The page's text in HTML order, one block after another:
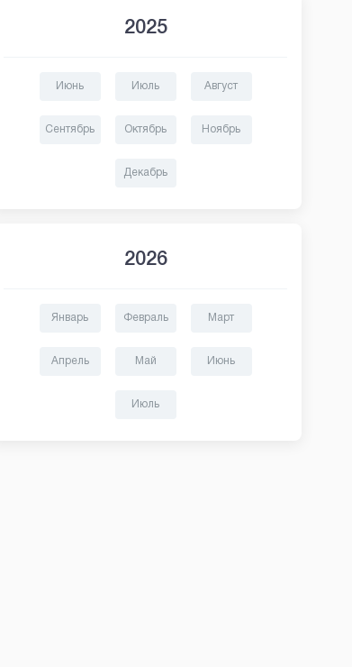
2025
Июнь Июль Август
Сентябрь Октябрь Ноябрь
Декабрь
2026
Январь Февраль Март
Апрель Май Июнь
Июль